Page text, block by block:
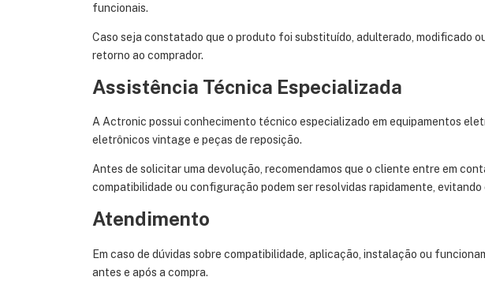
funcionais.
Caso seja constatado que o produto foi substituído, adulterado, modificado
retorno ao comprador.
Assistência Técnica Especializada
A Actronic possui conhecimento técnico especializado em equipamentos
eletrônicos vintage e peças de reposição.
Antes de solicitar uma devolução, recomendamos que o cliente entre em
compatibilidade ou configuração podem ser resolvidas rapidamente,
Atendimento
Em caso de dúvidas sobre compatibilidade, aplicação, instalação ou
antes e após a compra.